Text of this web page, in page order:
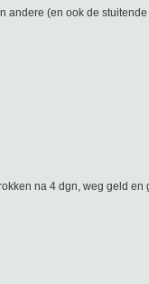
andere (en ook de
na 4 dgn, weg geld en